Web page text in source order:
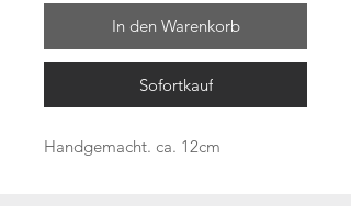
In den Warenkorb
Sofortkauf
Handgemacht. ca. 12cm